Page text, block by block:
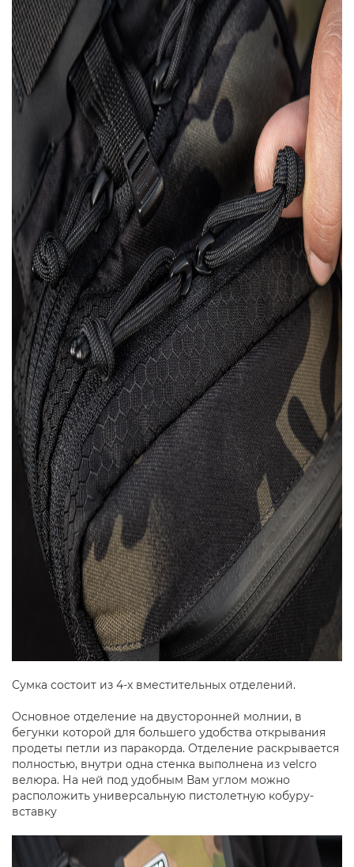
Сумка состоит из 4-х вместительных отделений.
Основное отделение на двусторонней молнии, в
бегунки которой для большего удобства открывания
продеты петли из паракорда. Отделение раскрывается
полностью, внутри одна стенка выполнена из velcro
велюра. На ней под удобным Вам углом можно
расположить универсальную пистолетную кобуру-
вставку